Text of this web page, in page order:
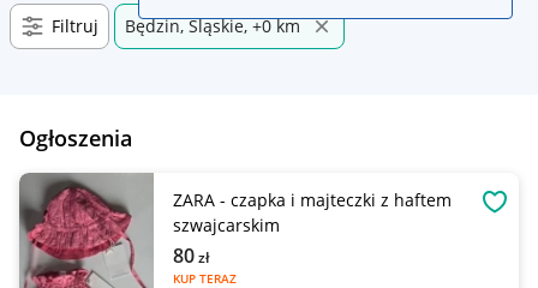
Filtruj Będzin, Śląskie, +0 km
Ogłoszenia
ZARA - czapka i majteczki z haftem
szwajcarskim
KUP TERAZ
80zł